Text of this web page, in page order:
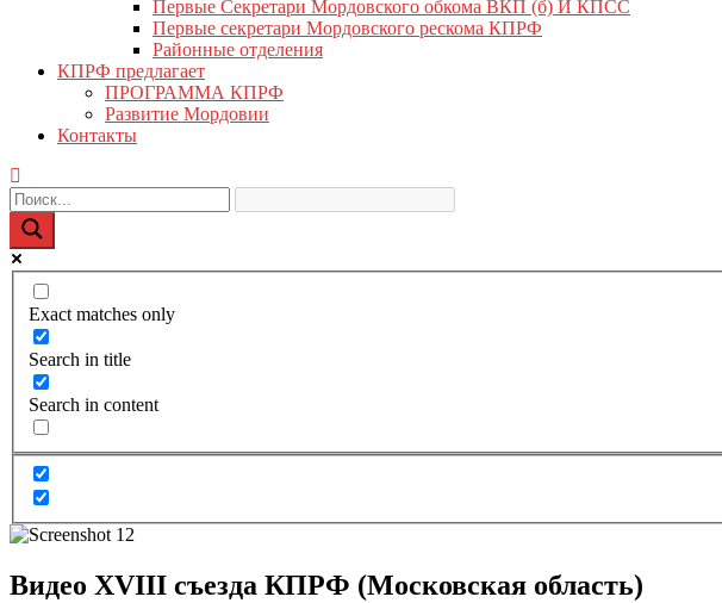
Первые Секретари Мордовского обкома ВКП (б) И КПСС
Первые секретари Мордовского рескома КПРФ
Районные отделения
КПРФ предлагает
ПРОГРАММА КПРФ
Развитие Мордовии
Контакты
Exact matches only
Search in title
Search in content
Видео XVIII съезда КПРФ (Московская область)